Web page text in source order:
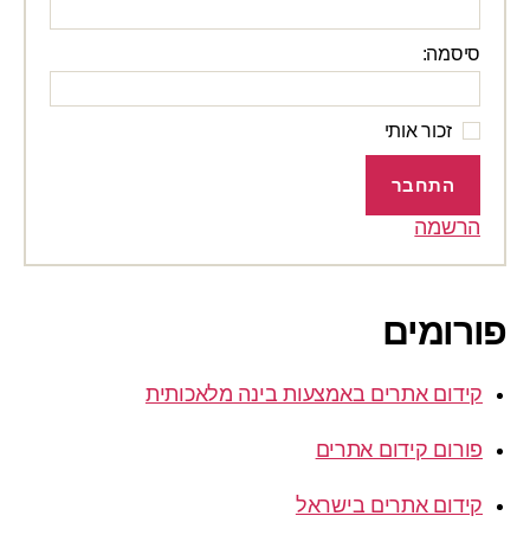
סיסמה:
זכור אותי
התחבר
הרשמה
פורומים
קידום אתרים באמצעות בינה מלאכותית
פורום קידום אתרים
קידום אתרים בישראל